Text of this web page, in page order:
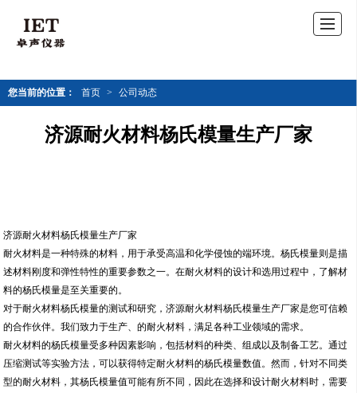
您当前的位置： 首页 > 公司动态
济源耐火材料杨氏模量生产厂家
济源耐火材料杨氏模量生产厂家
耐火材料是一种特殊的材料，用于承受高温和化学侵蚀的端环境。杨氏模量则是描
述材料刚度和弹性特性的重要参数之一。在耐火材料的设计和选用过程中，了解材
料的杨氏模量是至关重要的。
对于耐火材料杨氏模量的测试和研究，济源耐火材料杨氏模量生产厂家是您可信赖
的合作伙伴。我们致力于生产、的耐火材料，满足各种工业领域的需求。
耐火材料的杨氏模量受多种因素影响，包括材料的种类、组成以及制备工艺。通过
压缩测试等实验方法，可以获得特定耐火材料的杨氏模量数值。然而，针对不同类
型的耐火材料，其杨氏模量值可能有所不同，因此在选择和设计耐火材料时，需要